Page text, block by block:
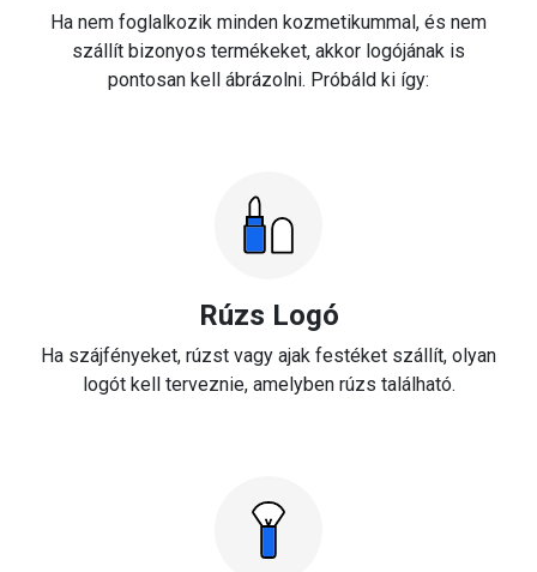
Ha nem foglalkozik minden kozmetikummal, és nem
szállít bizonyos termékeket, akkor logójának is
pontosan kell ábrázolni. Próbáld ki így:
Rúzs Logó
Ha szájfényeket, rúzst vagy ajak festéket szállít, olyan
logót kell terveznie, amelyben rúzs található.